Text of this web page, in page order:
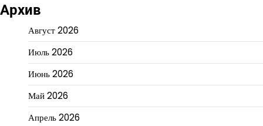
Архив
Август 2026
Июль 2026
Июнь 2026
Май 2026
Апрель 2026